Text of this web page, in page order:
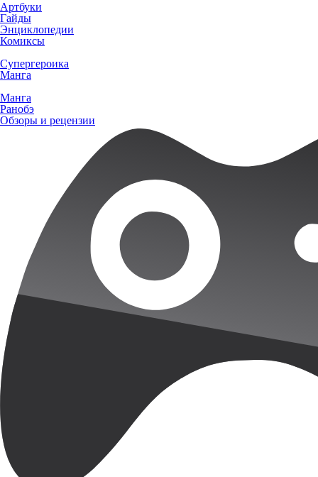
Артбуки
Гайды
Энциклопедии
Комиксы
Супергероика
Манга
Манга
Ранобэ
Обзоры и рецензии